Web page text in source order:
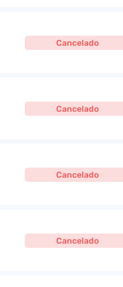
Cancelado
Cancelado
Cancelado
Cancelado